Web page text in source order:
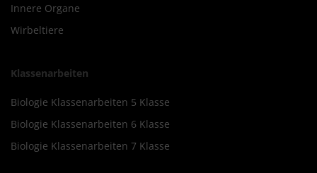
Innere Organe
Wirbeltiere
Klassenarbeiten
Biologie Klassenarbeiten 5 Klasse
Biologie Klassenarbeiten 6 Klasse
Biologie Klassenarbeiten 7 Klasse